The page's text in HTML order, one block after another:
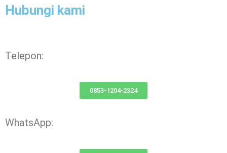
Hubungi kami
Telepon:
0853-1204-2324
WhatsApp: